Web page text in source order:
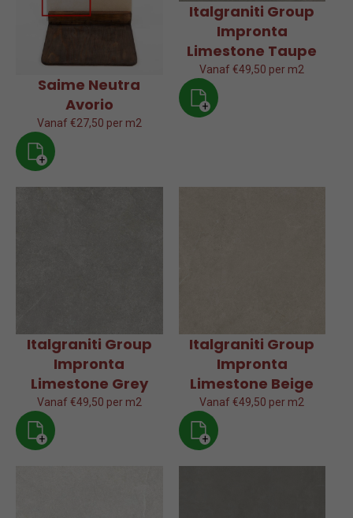
Saime Neutra
Avorio
Vanaf €27,50 per m2
+
Italgraniti Group
Impronta
Limestone Taupe
Vanaf €49,50 per m2
+
Italgraniti Group
Impronta
Limestone Grey
Vanaf €49,50 per m2
+
Italgraniti Group
Impronta
Limestone Beige
Vanaf €49,50 per m2
+